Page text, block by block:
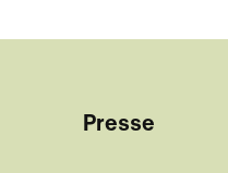
Presse